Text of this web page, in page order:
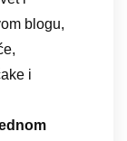
blogu,
i